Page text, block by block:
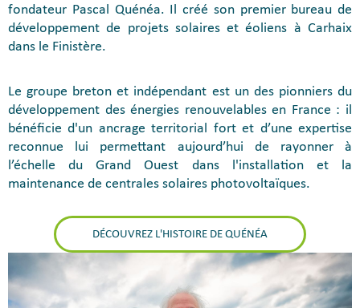
fondateur Pascal Quénéa. Il créé son premier bureau de
développement de projets solaires et éoliens à Carhaix
dans le Finistère.
Le groupe breton et indépendant est un des pionniers du
développement des énergies renouvelables en France : il
bénéficie d'un ancrage territorial fort et d’une expertise
reconnue lui permettant aujourd’hui de rayonner à
l’échelle du Grand Ouest dans l'installation et la
maintenance de centrales solaires photovoltaïques.
DÉCOUVREZ L'HISTOIRE DE QUÉNÉA